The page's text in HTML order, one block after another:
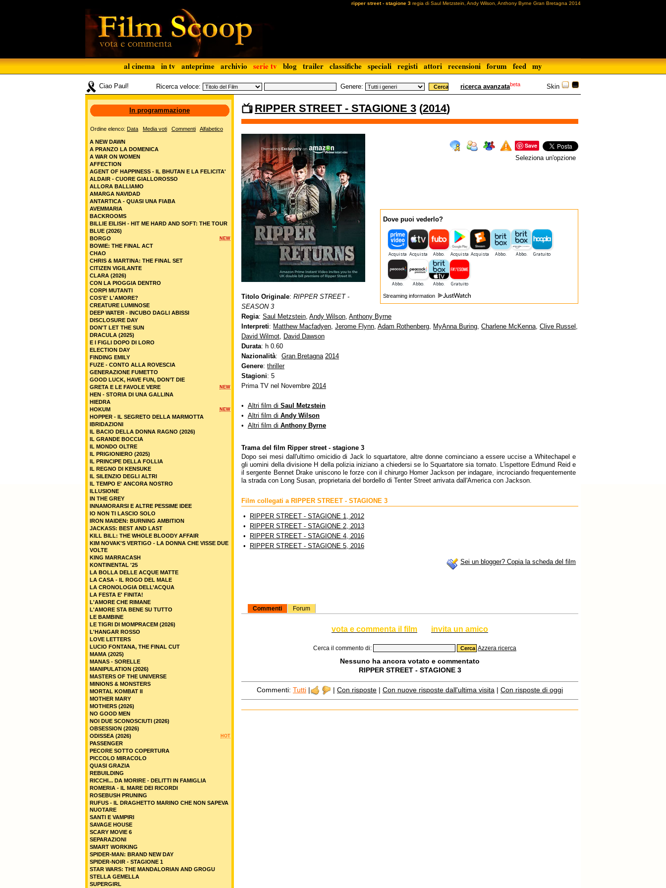
ripper street - stagione 3 regia di Saul Metzstein, Andy Wilson, Anthony Byrne Gran Bretagna 2014
al cinema in tv anteprime archivio serie tv blog trailer classifiche speciali registi attori recensioni forum feed my
Skin
Ciao Paul! Ricerca veloce: Genere: ricerca avanzatabeta
RIPPER STREET - STAGIONE 3 (2014)
Save
Seleziona un'opzione
Dove puoi vederlo?
Streaming information
Titolo Originale: RIPPER STREET -
SEASON 3
Regia: Saul Metzstein, Andy Wilson, Anthony Byrne
Interpreti: Matthew Macfadyen, Jerome Flynn, Adam Rothenberg, MyAnna Buring, Charlene McKenna, Clive Russel ,
David Wilmot, David Dawson
Durata: h 0.60
Nazionalità: Gran Bretagna 2014
Genere: thriller
Stagioni: 5
Prima TV nel Novembre 2014
• Altri film di Saul Metzstein
• Altri film di Andy Wilson
• Altri film di Anthony Byrne
Trama del film Ripper street - stagione 3
Dopo sei mesi dall'ultimo omicidio di Jack lo squartatore, altre donne cominciano a essere uccise a Whitechapel e
gli uomini della divisione H della polizia iniziano a chiedersi se lo Squartatore sia tornato. L'ispettore Edmund Reid e
il sergente Bennet Drake uniscono le forze con il chirurgo Homer Jackson per indagare, incrociando frequentemente
la strada con Long Susan, proprietaria del bordello di Tenter Street arrivata dall'America con Jackson.
Film collegati a RIPPER STREET - STAGIONE 3
•
RIPPER STREET - STAGIONE 1, 2012
•
RIPPER STREET - STAGIONE 2, 2013
•
RIPPER STREET - STAGIONE 4, 2016
•
RIPPER STREET - STAGIONE 5, 2016
Sei un blogger? Copia la scheda del film
Commenti Forum
vota e commenta il film invita un amico
Cerca il commento di: Azzera ricerca
Nessuno ha ancora votato e commentato
RIPPER STREET - STAGIONE 3
Commenti: Tutti | | Con risposte | Con nuove risposte dall'ultima visita | Con risposte di oggi
In programmazione
Ordine elenco: Data Media voti Commenti Alfabetico
A NEW DAWN
A PRANZO LA DOMENICA
A WAR ON WOMEN
AFFECTION
AGENT OF HAPPINESS - IL BHUTAN E LA FELICITA'
ALDAIR - CUORE GIALLOROSSO
ALLORA BALLIAMO
AMARGA NAVIDAD
ANTARTICA - QUASI UNA FIABA
AVEMMARIA
BACKROOMS
BILLIE EILISH - HIT ME HARD AND SOFT: THE TOUR
BLUE (2026)
NEW
BORGO
BOWIE: THE FINAL ACT
CHAO
CHRIS & MARTINA: THE FINAL SET
CITIZEN VIGILANTE
CLARA (2026)
CON LA PIOGGIA DENTRO
CORPI MUTANTI
COS'E' L'AMORE?
CREATURE LUMINOSE
DEEP WATER - INCUBO DAGLI ABISSI
DISCLOSURE DAY
DON'T LET THE SUN
DRACULA (2025)
E I FIGLI DOPO DI LORO
ELECTION DAY
FINDING EMILY
FUZE - CONTO ALLA ROVESCIA
GENERAZIONE FUMETTO
GOOD LUCK, HAVE FUN, DON’T DIE
NEW
GRETA E LE FAVOLE VERE
HEN - STORIA DI UNA GALLINA
HIEDRA
NEW
HOKUM
HOPPER - IL SEGRETO DELLA MARMOTTA
IBRIDAZIONI
IL BACIO DELLA DONNA RAGNO (2026)
IL GRANDE BOCCIA
IL MONDO OLTRE
IL PRIGIONIERO (2025)
IL PRINCIPE DELLA FOLLIA
IL REGNO DI KENSUKE
IL SILENZIO DEGLI ALTRI
IL TEMPO E' ANCORA NOSTRO
ILLUSIONE
IN THE GREY
INNAMORARSI E ALTRE PESSIME IDEE
IO NON TI LASCIO SOLO
IRON MAIDEN: BURNING AMBITION
JACKASS: BEST AND LAST
KILL BILL: THE WHOLE BLOODY AFFAIR
KIM NOVAK'S VERTIGO - LA DONNA CHE VISSE DUE
VOLTE
KING MARRACASH
KONTINENTAL '25
LA BOLLA DELLE ACQUE MATTE
LA CASA - IL ROGO DEL MALE
LA CRONOLOGIA DELL’ACQUA
LA FESTA E' FINITA!
L'AMORE CHE RIMANE
L'AMORE STA BENE SU TUTTO
LE BAMBINE
LE TIGRI DI MOMPRACEM (2026)
L'HANGAR ROSSO
LOVE LETTERS
LUCIO FONTANA, THE FINAL CUT
MAMA (2025)
MANAS - SORELLE
MANIPULATION (2026)
MASTERS OF THE UNIVERSE
MINIONS & MONSTERS
MORTAL KOMBAT II
MOTHER MARY
MOTHERS (2026)
NO GOOD MEN
NOI DUE SCONOSCIUTI (2026)
OBSESSION (2026)
HOT
ODISSEA (2026)
PASSENGER
PECORE SOTTO COPERTURA
PICCOLO MIRACOLO
QUASI GRAZIA
REBUILDING
RICCHI... DA MORIRE - DELITTI IN FAMIGLIA
ROMERIA - IL MARE DEI RICORDI
ROSEBUSH PRUNING
RUFUS - IL DRAGHETTO MARINO CHE NON SAPEVA
NUOTARE
SANTI E VAMPIRI
SAVAGE HOUSE
SCARY MOVIE 6
SEPARAZIONI
SMART WORKING
SPIDER-MAN: BRAND NEW DAY
SPIDER-NOIR - STAGIONE 1
STAR WARS: THE MANDALORIAN AND GROGU
STELLA GEMELLA
SUPERGIRL